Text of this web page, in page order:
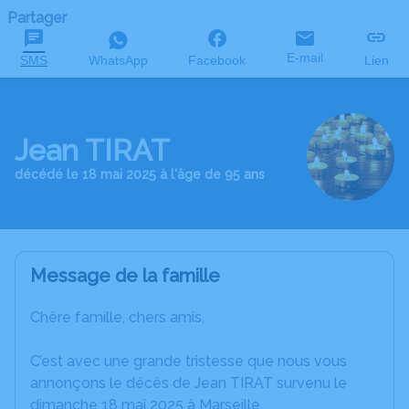
Partager
SMS WhatsApp Facebook E-mail Lien
Jean TIRAT
décédé le 18 mai 2025 à l'âge de 95 ans
Message de la famille
Chère famille, chers amis,
C’est avec une grande tristesse que nous vous
annonçons le décès de Jean TIRAT survenu le
dimanche 18 mai 2025 à Marseille.